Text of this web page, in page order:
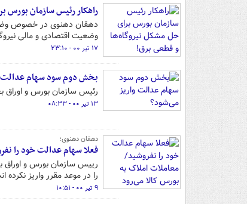
راهکار رئیس سازمان بورس
دهقان دهنوی در خصوص
وضعیت اقتصادی و مالی
۱۷ تیر ۰۰ - ۲۳:۱۰
بخش دوم سود سهام عدالت
رئیس سازمان بورس و اوراق بهادار از
۱۳ تیر ۰۰ - ۰۸:۳۳
دهقان دهنوی؛
فعلا سهام عدالت خود را
رییس سازمان بورس و اوراق
را در موعد مقرر واریز
۹ تیر ۰۰ - ۱۰:۵۱